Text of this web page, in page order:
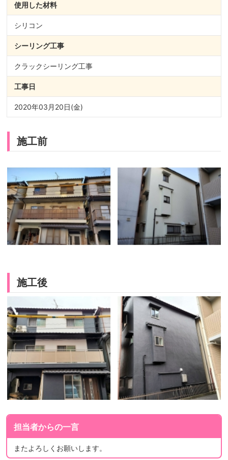
使用した材料
シリコン
シーリング工事
クラックシーリング工事
工事日
2020年03月20日(金)
施工前
施工後
担当者からの一言
またよろしくお願いします。